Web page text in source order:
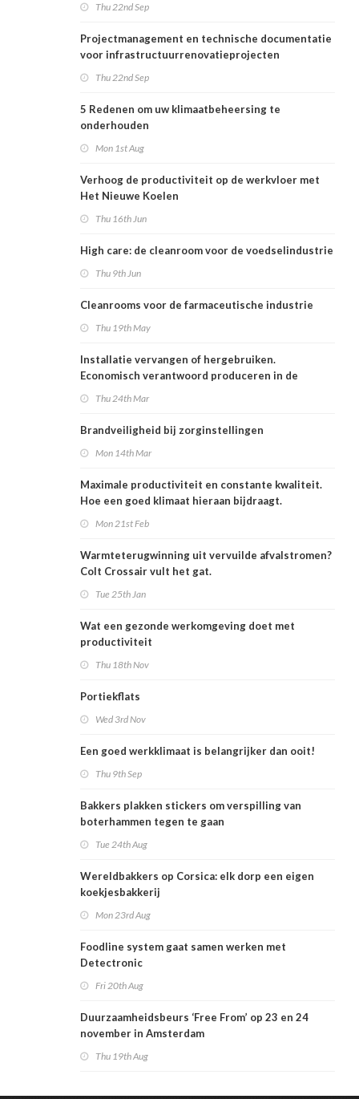
Thu 22nd Sep
Projectmanagement en technische documentatie
voor infrastructuurrenovatieprojecten
Thu 22nd Sep
5 Redenen om uw klimaatbeheersing te
onderhouden
Mon 1st Aug
Verhoog de productiviteit op de werkvloer met
Het Nieuwe Koelen
Thu 16th Jun
High care: de cleanroom voor de voedselindustrie
Thu 9th Jun
Cleanrooms voor de farmaceutische industrie
Thu 19th May
Installatie vervangen of hergebruiken.
Economisch verantwoord produceren in de
Thu 24th Mar
Brandveiligheid bij zorginstellingen
Mon 14th Mar
Maximale productiviteit en constante kwaliteit.
Hoe een goed klimaat hieraan bijdraagt.
Mon 21st Feb
Warmteterugwinning uit vervuilde afvalstromen?
Colt Crossair vult het gat.
Tue 25th Jan
Wat een gezonde werkomgeving doet met
productiviteit
Thu 18th Nov
Portiekflats
Wed 3rd Nov
Een goed werkklimaat is belangrijker dan ooit!
Thu 9th Sep
Bakkers plakken stickers om verspilling van
boterhammen tegen te gaan
Tue 24th Aug
Wereldbakkers op Corsica: elk dorp een eigen
koekjesbakkerij
Mon 23rd Aug
Foodline system gaat samen werken met
Detectronic
Fri 20th Aug
Duurzaamheidsbeurs ‘Free From’ op 23 en 24
november in Amsterdam
Thu 19th Aug